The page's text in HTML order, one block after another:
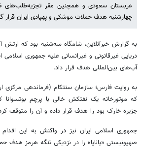
عربستان سعودی و همچنین مقر تجزیه‌طلب‌های ضد
چهارشنبه هدف حملات موشکی و پهپادی ایران قرار
به گزارش خبرآنلاین، شامگاه سه‌شنبه بود که ارتش
دریایی غیرقانونی و غیرانسانی علیه جمهوری
آب‌های بین‌المللی هدف قرار داد.
به روایت فارس؛ سازمان سنتکام (فرماندهی مرکزی
که موتورخانه یک نفتکش خالی با پرچم
جزیره خارک بود را هدف قرار داده و آن را متوقف
جمهوری اسلامی ایران نیز در واکنش به این اقدام
صهیونیستی «پانایا» را در نزدیکی تنگه هرمز هدف